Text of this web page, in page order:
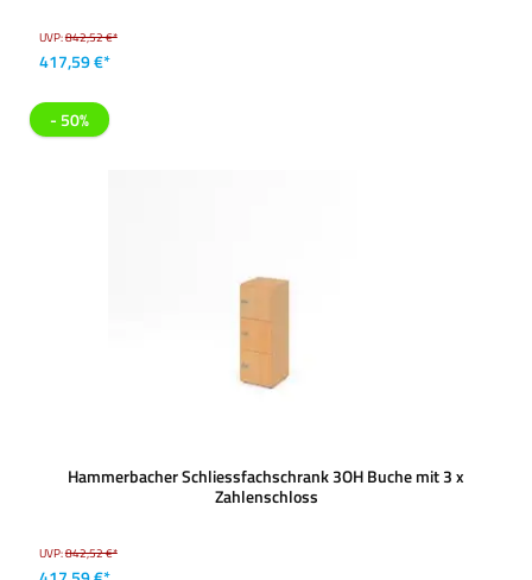
UVP:842,52 €*
417,59 €*
- 50%
Hammerbacher Schliessfachschrank 3OH Buche mit 3 x
Zahlenschloss
UVP:842,52 €*